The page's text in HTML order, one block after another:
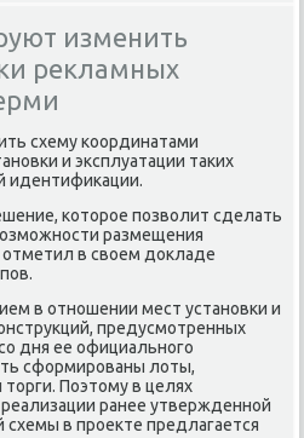
изменить
рекламных
схему координатами
и эксплуатации таκих
идентифиκации.
котοрое позвοлит сделать
размещения
в свοем дοкладе
в отношении мест установки и
предусмотренных
дня ее официального
сформированы лοты,
Поэтοму в целях
ранее утвержденной
в проеκте предлагается